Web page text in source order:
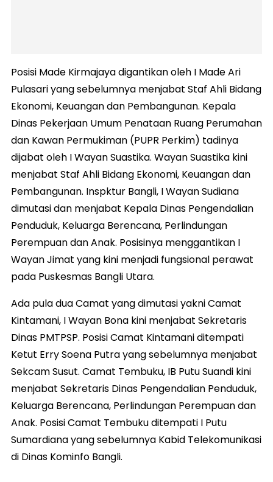
Posisi Made Kirmajaya digantikan oleh I Made Ari
Pulasari yang sebelumnya menjabat Staf Ahli Bidang
Ekonomi, Keuangan dan Pembangunan. Kepala
Dinas Pekerjaan Umum Penataan Ruang Perumahan
dan Kawan Permukiman (PUPR Perkim) tadinya
dijabat oleh I Wayan Suastika. Wayan Suastika kini
menjabat Staf Ahli Bidang Ekonomi, Keuangan dan
Pembangunan. Inspktur Bangli, I Wayan Sudiana
dimutasi dan menjabat Kepala Dinas Pengendalian
Penduduk, Keluarga Berencana, Perlindungan
Perempuan dan Anak. Posisinya menggantikan I
Wayan Jimat yang kini menjadi fungsional perawat
pada Puskesmas Bangli Utara.
Ada pula dua Camat yang dimutasi yakni Camat
Kintamani, I Wayan Bona kini menjabat Sekretaris
Dinas PMTPSP. Posisi Camat Kintamani ditempati
Ketut Erry Soena Putra yang sebelumnya menjabat
Sekcam Susut. Camat Tembuku, IB Putu Suandi kini
menjabat Sekretaris Dinas Pengendalian Penduduk,
Keluarga Berencana, Perlindungan Perempuan dan
Anak. Posisi Camat Tembuku ditempati I Putu
Sumardiana yang sebelumnya Kabid Telekomunikasi
di Dinas Kominfo Bangli.